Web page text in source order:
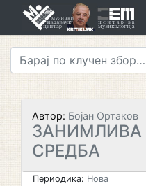
Автор: Бојан Ортаков
ЗАНИМЛИВА
СРЕДБА
Периодика: Нова